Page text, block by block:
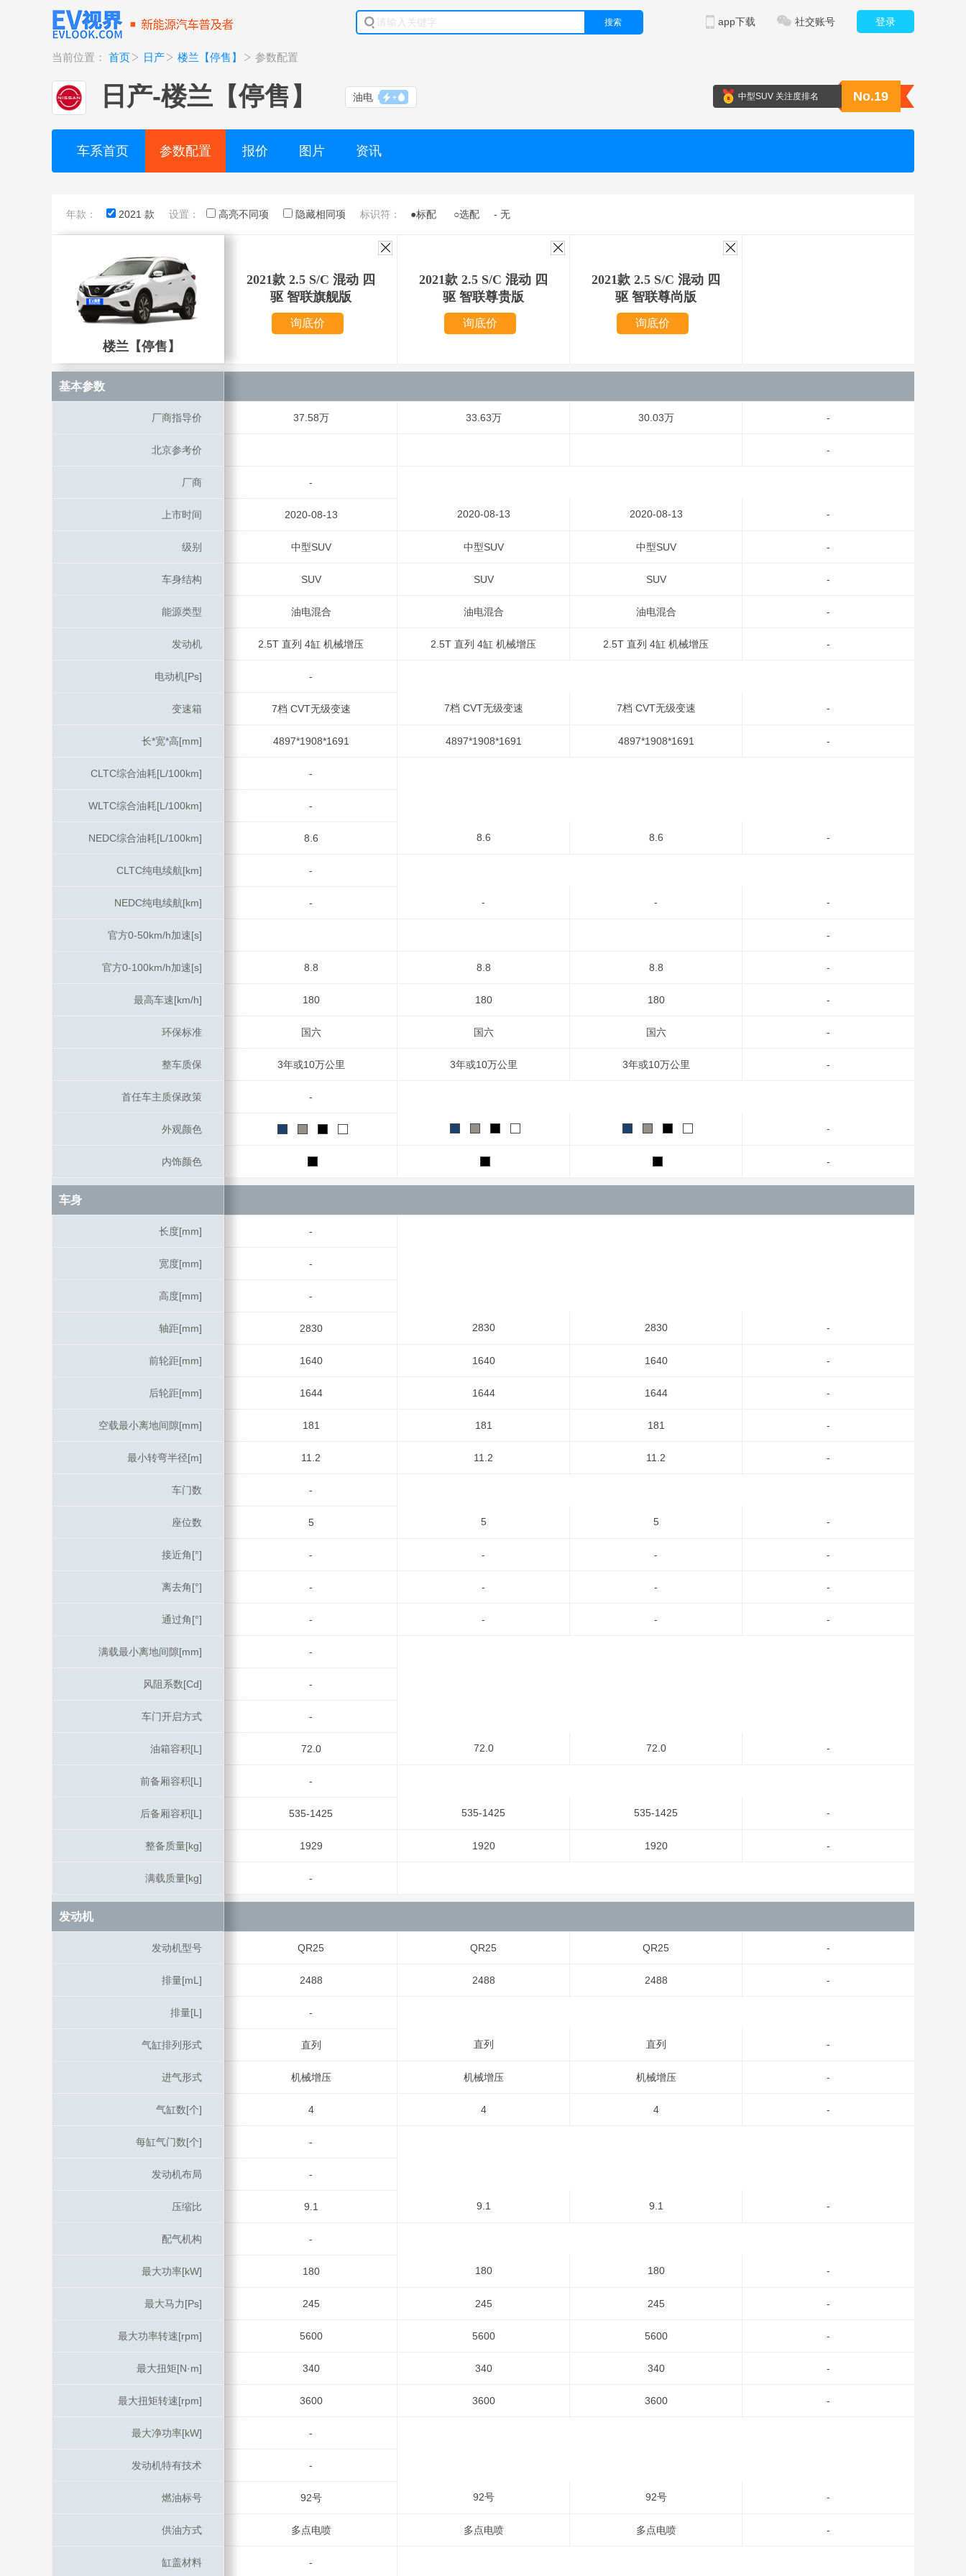
搜索 登录
社交账号
app下载
当前位置： 首页 日产 楼兰【停售】 参数配置
日产-楼兰【停售】 油电 中型SUV 关注度排名 No.19
车系首页 参数配置 报价 图片 资讯
年款： 2021 款 设置： 高亮不同项 隐藏相同项 标识符： ●标配 ○选配 - 无
楼兰【停售】
楼兰【停售】
2021款 2.5 S/C 混动 四
驱 智联旗舰版
询底价
2021款 2.5 S/C 混动 四
驱 智联尊贵版
询底价
2021款 2.5 S/C 混动 四
驱 智联尊尚版
询底价
基本参数
厂商指导价 37.58万 33.63万 30.03万 -
北京参考价 -
厂商 -
上市时间 2020-08-13 2020-08-13 2020-08-13 -
级别 中型SUV 中型SUV 中型SUV -
车身结构 SUV SUV SUV -
能源类型 油电混合 油电混合 油电混合 -
发动机 2.5T 直列 4缸 机械增压 2.5T 直列 4缸 机械增压 2.5T 直列 4缸 机械增压 -
电动机[Ps] -
变速箱 7档 CVT无级变速 7档 CVT无级变速 7档 CVT无级变速 -
长*宽*高[mm] 4897*1908*1691 4897*1908*1691 4897*1908*1691 -
CLTC综合油耗[L/100km] -
WLTC综合油耗[L/100km] -
NEDC综合油耗[L/100km] 8.6 8.6 8.6 -
CLTC纯电续航[km] -
NEDC纯电续航[km] - - - -
官方0-50km/h加速[s] -
官方0-100km/h加速[s] 8.8 8.8 8.8 -
最高车速[km/h] 180 180 180 -
环保标准 国六 国六 国六 -
整车质保 3年或10万公里 3年或10万公里 3年或10万公里 -
首任车主质保政策 -
外观颜色 -
内饰颜色 -
车身
长度[mm] -
宽度[mm] -
高度[mm] -
轴距[mm] 2830 2830 2830 -
前轮距[mm] 1640 1640 1640 -
后轮距[mm] 1644 1644 1644 -
空载最小离地间隙[mm] 181 181 181 -
最小转弯半径[m] 11.2 11.2 11.2 -
车门数 -
座位数 5 5 5 -
接近角[°] - - - -
离去角[°] - - - -
通过角[°] - - - -
满载最小离地间隙[mm] -
风阻系数[Cd] -
车门开启方式 -
油箱容积[L] 72.0 72.0 72.0 -
前备厢容积[L] -
后备厢容积[L] 535-1425 535-1425 535-1425 -
整备质量[kg] 1929 1920 1920 -
满载质量[kg] -
发动机
发动机型号 QR25 QR25 QR25 -
排量[mL] 2488 2488 2488 -
排量[L] -
气缸排列形式 直列 直列 直列 -
进气形式 机械增压 机械增压 机械增压 -
气缸数[个] 4 4 4 -
每缸气门数[个] -
发动机布局 -
压缩比 9.1 9.1 9.1 -
配气机构 -
最大功率[kW] 180 180 180 -
最大马力[Ps] 245 245 245 -
最大功率转速[rpm] 5600 5600 5600 -
最大扭矩[N·m] 340 340 340 -
最大扭矩转速[rpm] 3600 3600 3600 -
最大净功率[kW] -
发动机特有技术 -
燃油标号 92号 92号 92号 -
供油方式 多点电喷 多点电喷 多点电喷 -
缸盖材料 -
基本参数
厂商指导价
北京参考价
厂商
上市时间
级别
车身结构
能源类型
发动机
电动机[Ps]
变速箱
长*宽*高[mm]
CLTC综合油耗[L/100km]
WLTC综合油耗[L/100km]
NEDC综合油耗[L/100km]
CLTC纯电续航[km]
NEDC纯电续航[km]
官方0-50km/h加速[s]
官方0-100km/h加速[s]
最高车速[km/h]
环保标准
整车质保
首任车主质保政策
外观颜色
内饰颜色
车身
长度[mm]
宽度[mm]
高度[mm]
轴距[mm]
前轮距[mm]
后轮距[mm]
空载最小离地间隙[mm]
最小转弯半径[m]
车门数
座位数
接近角[°]
离去角[°]
通过角[°]
满载最小离地间隙[mm]
风阻系数[Cd]
车门开启方式
油箱容积[L]
前备厢容积[L]
后备厢容积[L]
整备质量[kg]
满载质量[kg]
发动机
发动机型号
排量[mL]
排量[L]
气缸排列形式
进气形式
气缸数[个]
每缸气门数[个]
发动机布局
压缩比
配气机构
最大功率[kW]
最大马力[Ps]
最大功率转速[rpm]
最大扭矩[N·m]
最大扭矩转速[rpm]
最大净功率[kW]
发动机特有技术
燃油标号
供油方式
缸盖材料